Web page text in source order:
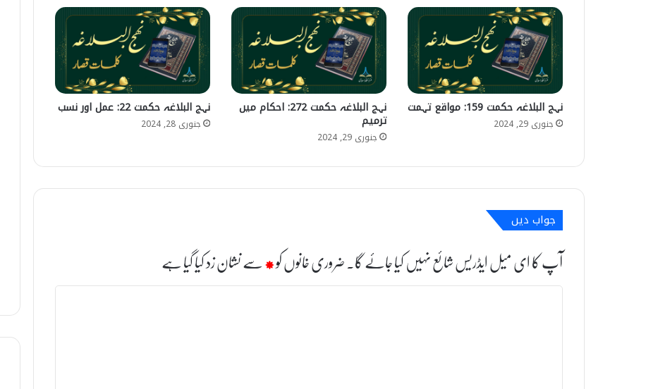
نہج البلاغہ حکمت 159: مواقع تہمت
جنوری 29, 2024
نہج البلاغہ حکمت 272: احکام میں
ترمیم
جنوری 29, 2024
نہج البلاغہ حکمت 22: عمل اور نسب
جنوری 28, 2024
جواب دیں
آپ کا ای میل ایڈریس شائع نہیں کیا جائے گا۔ضروری خانوں کو*سے نشان زد کیا گیا ہے
ت